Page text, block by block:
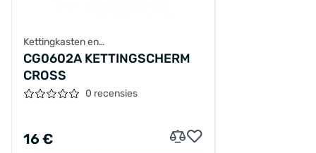
Kettingkasten en
achterbrugbescherming
CG0602A KETTINGSCHERM
CROSS
0 recensies
16 €